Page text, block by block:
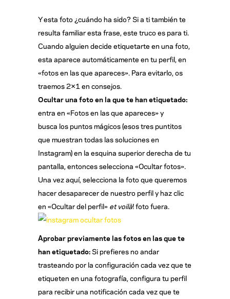
Y esta foto ¿cuándo ha sido? Si a ti también te
resulta familiar esta frase, este truco es para ti.
Cuando alguien decide etiquetarte en una foto,
esta aparece automáticamente en tu perfil, en
«fotos en las que apareces». Para evitarlo, os
traemos 2×1 en consejos.
Ocultar una foto en la que te han etiquetado:
entra en «Fotos en las que apareces» y
busca los puntos mágicos (esos tres puntitos
que muestran todas las soluciones en
Instagram) en la esquina superior derecha de tu
pantalla, entonces selecciona «Ocultar fotos».
Una vez aquí, selecciona la foto que queremos
hacer desaparecer de nuestro perfil y haz clic
en «Ocultar del perfil» et voilà! foto fuera.
Aprobar previamente las fotos en las que te
han etiquetado:Si prefieres no andar
trasteando por la configuración cada vez que te
etiqueten en una fotografía, configura tu perfil
para recibir una notificación cada vez que te